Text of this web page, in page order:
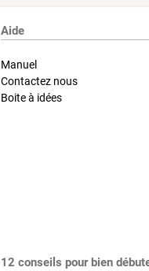
Aide
Manuel
Contactez nous
Boite à idées
12 conseils pour bien